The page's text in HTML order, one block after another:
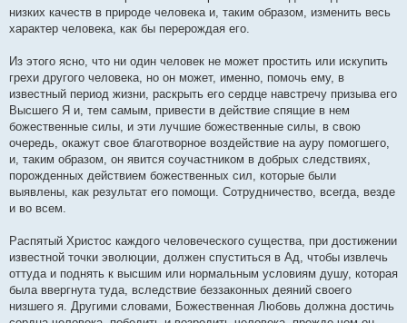
низких качеств в природе человека и, таким образом, изменить весь
характер человека, как бы перерождая его.
Из этого ясно, что ни один человек не может простить или искупить
грехи другого человека, но он может, именно, помочь ему, в
известный период жизни, раскрыть его сердце навстречу призыва его
Высшего Я и, тем самым, привести в действие спящие в нем
божественные силы, и эти лучшие божественные силы, в свою
очередь, окажут свое благотворное воздействие на ауру помогшего,
и, таким образом, он явится соучастником в добрых следствиях,
порожденных действием божественных сил, которые были
выявлены, как результат его помощи. Сотрудничество, всегда, везде
и во всем.
Распятый Христос каждого человеческого существа, при достижении
известной точки эволюции, должен спуститься в Ад, чтобы извлечь
оттуда и поднять к высшим или нормальным условиям душу, которая
была ввергнута туда, вследствие беззаконных деяний своего
низшего я. Другими словами, Божественная Любовь должна достичь